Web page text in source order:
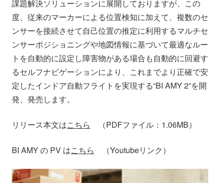
課題解決ソリューションに展開しておりますが、この
度、従来のマーカーによる位置検知に加えて、複数のセ
ンサーを接続させて自己位置の推定に利用するマルチセ
ンサーポジショニングや地図情報に基づいて最適なルー
トを自動的に設定し障害物がある場合も自動的に回避す
るセルフナビゲーションにより、これまでより正確で安
定したインドア自動フライトを実現する“BI AMY 2”を開
発、発売します。
リリース本文はこちら （PDFファイル：1.06MB）
BI AMY の PV はこちら （Youtubeリンク）